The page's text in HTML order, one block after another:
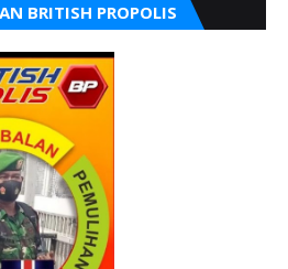
BRITISH PROPOLIS